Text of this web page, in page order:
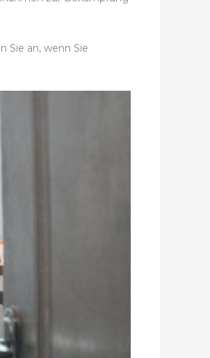
Sie an, wenn Sie